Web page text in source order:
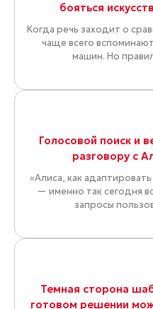
бояться
Когда речь заходит о
чаще всего
машин. Но
Голосовой поиск и
разговору с
«Алиса, как
— именно так сегодня
запросы
Темная сторона
готовом решении